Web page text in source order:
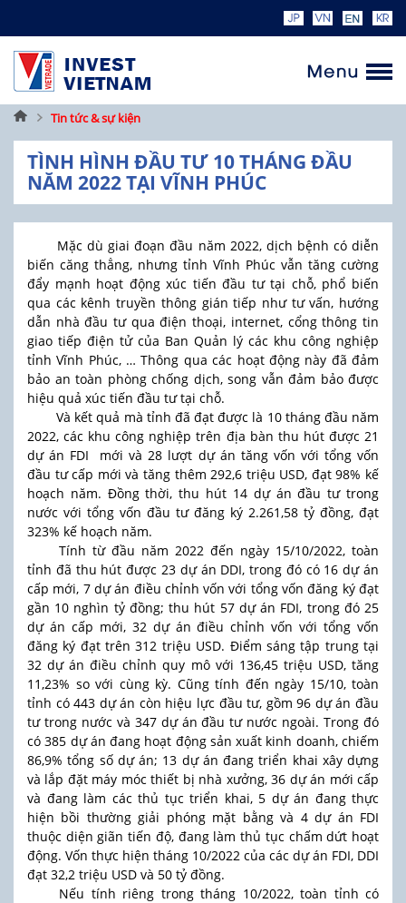
Trang
chủ
Tin tức & sự kiện
TÌNH HÌNH ĐẦU TƯ 10 THÁNG ĐẦU
NĂM 2022 TẠI VĨNH PHÚC
Mặc dù giai đoạn đầu năm 2022, dịch bệnh có diễn
biến căng thẳng, nhưng tỉnh Vĩnh Phúc vẫn tăng cường
đẩy mạnh hoạt động xúc tiến đầu tư tại chỗ, phổ biến
qua các kênh truyền thông gián tiếp như tư vấn, hướng
dẫn nhà đầu tư qua điện thoại, internet, cổng thông tin
giao tiếp điện tử của Ban Quản lý các khu công nghiệp
tỉnh Vĩnh Phúc, … Thông qua các hoạt động này đã đảm
bảo an toàn phòng chống dịch, song vẫn đảm bảo được
hiệu quả xúc tiến đầu tư tại chỗ.
Và kết quả mà tỉnh đã đạt được là 10 tháng đầu năm
2022, các khu công nghiệp trên địa bàn thu hút được 21
dự án FDI mới và 28 lượt dự án tăng vốn với tổng vốn
đầu tư cấp mới và tăng thêm 292,6 triệu USD, đạt 98% kế
hoạch năm. Đồng thời, thu hút 14 dự án đầu tư trong
nước với tổng vốn đầu tư đăng ký 2.261,58 tỷ đồng, đạt
323% kế hoạch năm.
Tính từ đầu năm 2022 đến ngày 15/10/2022, toàn
tỉnh đã thu hút được 23 dự án DDI, trong đó có 16 dự án
cấp mới, 7 dự án điều chỉnh vốn với tổng vốn đăng ký đạt
gần 10 nghìn tỷ đồng; thu hút 57 dự án FDI, trong đó 25
dự án cấp mới, 32 dự án điều chỉnh vốn với tổng vốn
đăng ký đạt trên 312 triệu USD. Điểm sáng tập trung tại
32 dự án điều chỉnh quy mô với 136,45 triệu USD, tăng
11,23% so với cùng kỳ. Cũng tính đến ngày 15/10, toàn
tỉnh có 443 dự án còn hiệu lực đầu tư, gồm 96 dự án đầu
tư trong nước và 347 dự án đầu tư nước ngoài. Trong đó
có 385 dự án đang hoạt động sản xuất kinh doanh, chiếm
86,9% tổng số dự án; 13 dự án đang triển khai xây dựng
và lắp đặt máy móc thiết bị nhà xưởng, 36 dự án mới cấp
và đang làm các thủ tục triển khai, 5 dự án đang thực
hiện bồi thường giải phóng mặt bằng và 4 dự án FDI
thuộc diện giãn tiến độ, đang làm thủ tục chấm dứt hoạt
động. Vốn thực hiện tháng 10/2022 của các dự án FDI, DDI
đạt 32,2 triệu USD và 50 tỷ đồng.
Nếu tính riêng trong tháng 10/2022, toàn tỉnh có